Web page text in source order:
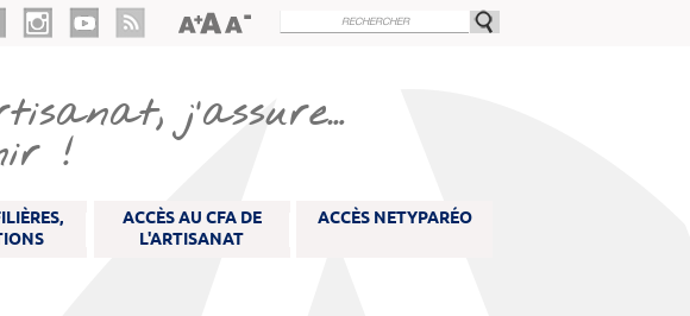
j’assure…
!
ACCÈS AU CFA DE
L'ARTISANAT
ACCÈS NETYPARÉO